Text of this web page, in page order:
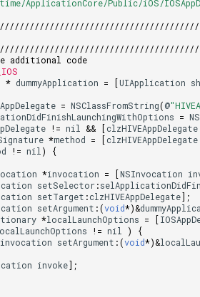
ApplicationCore/Public/iOS/
additional code
* dummyApplication = [UIApplication
= NSClassFromString(@
=
!= nil && [clzHIVEAppDelegate
*method = [clzHIVEAppDelegate
!= nil )
{
*invocation = [NSInvocation
setSelector:
setTarget :clzHIVEAppDelegate];
setArgument :(void*)&
*localLaunchOptions = [
!= nil )
{
invocation setArgument :(void*)&
invoke];